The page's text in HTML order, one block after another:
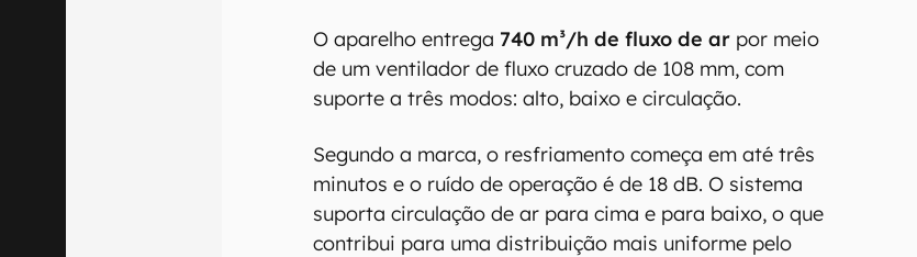
O aparelho entrega 740 m³/h de fluxo de ar por meio
de um ventilador de fluxo cruzado de 108 mm, com
suporte a três modos: alto, baixo e circulação.
Segundo a marca, o resfriamento começa em até três
minutos e o ruído de operação é de 18 dB. O sistema
suporta circulação de ar para cima e para baixo, o que
contribui para uma distribuição mais uniforme pelo